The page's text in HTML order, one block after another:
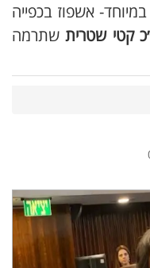
אשפוז בכפייה
קטי שטרית שתרמה